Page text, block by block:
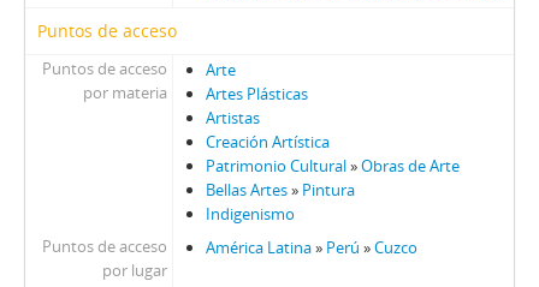
Puntos de acceso
Puntos de acceso
por materia
Arte
Artes Plásticas
Artistas
Creación Artística
Patrimonio Cultural»Obras de Arte
Bellas Artes» Pintura
Indigenismo
Puntos de acceso
por lugar
América Latina» Perú »Cuzco